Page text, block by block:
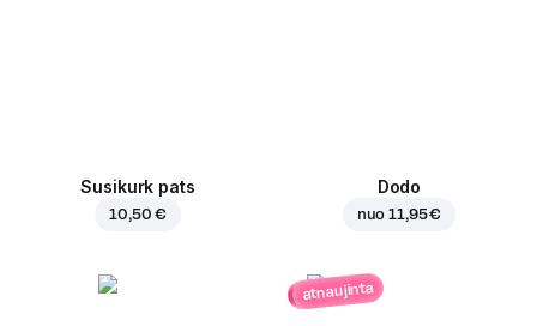
Susikurk pats
10,50 €
Dodo
nuo11,95 €
atnaujinta